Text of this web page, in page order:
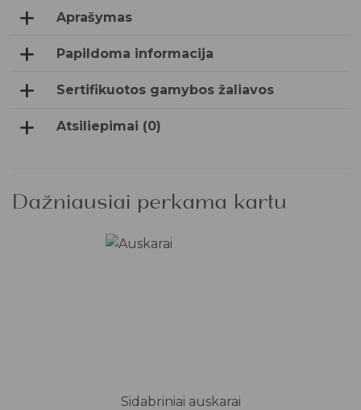
Aprašymas
Papildoma informacija
Sertifikuotos gamybos žaliavos
Atsiliepimai (0)
Dažniausiai perkama kartu
Sidabriniai auskarai